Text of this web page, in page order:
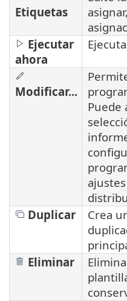
Etiquetas
Ejecutar
ahora
Modificar...
Puede
Duplicar
Crea
Eliminar